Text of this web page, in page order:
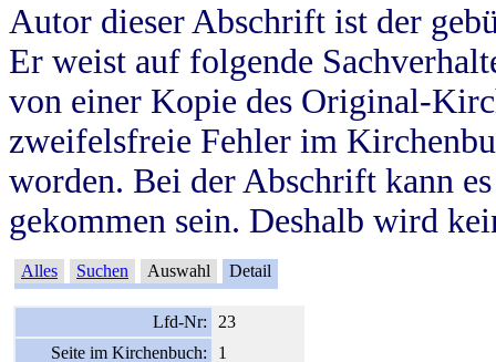
Autor dieser Abschrift ist der
Er weist auf folgende
von einer Kopie des Original-
zweifelsfreie Fehler im
worden. Bei der Abschrift kann
gekommen sein. Deshalb wird
Alles Suchen Auswahl Detail
Lfd-Nr:
23
Seite im Kirchenbuch:
1